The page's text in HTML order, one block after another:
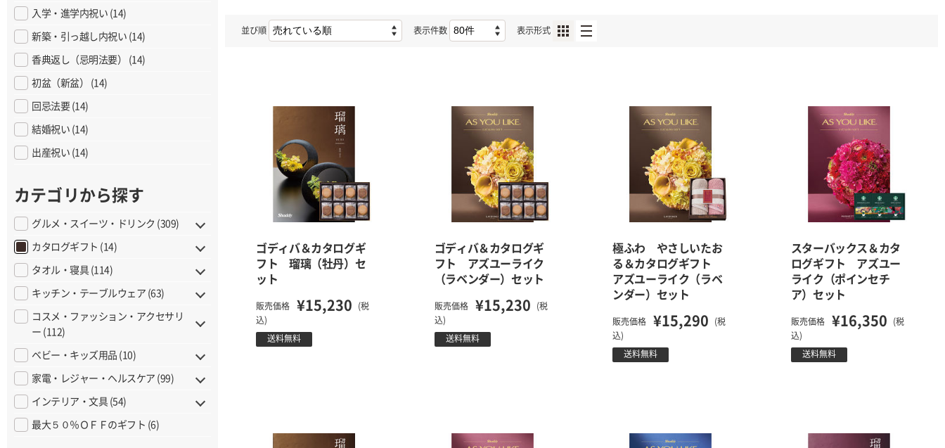
並び順 表示件数 表示形式
ゴディバ＆カタログギ
フト 瑠璃（牡丹）セ
ット
販売価格 ¥15,230
(税
込)
送料無料
ゴディバ＆カタログギ
フト アズユーライク
（ラベンダー）セット
販売価格 ¥15,230
(税
込)
送料無料
極ふわ やさしいたお
る＆カタログギフト
アズユーライク（ラベ
ンダー）セット
販売価格 ¥15,290
(税
込)
送料無料
スターバックス＆カタ
ログギフト アズユー
ライク（ポインセチ
ア）セット
販売価格 ¥16,350
(税
込)
送料無料
入学・進学内祝い (14)
新築・引っ越し内祝い (14)
香典返し（忌明法要） (14)
初盆（新盆） (14)
回忌法要 (14)
結婚祝い (14)
出産祝い (14)
カテゴリから探す
グルメ・スイーツ・ドリンク (309)
カタログギフト (14)
タオル・寝具 (114)
キッチン・テーブルウェア (63)
コスメ・ファッション・アクセサリ
ー (112)
ベビー・キッズ用品 (10)
家電・レジャー・ヘルスケア (99)
インテリア・文具 (54)
最大５０％ＯＦＦのギフト (6)